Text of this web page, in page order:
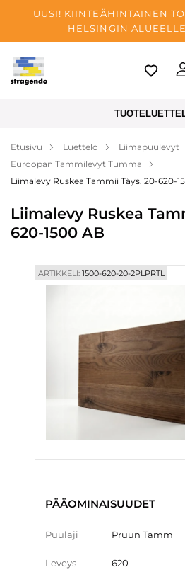
UUSI! KIINTEÄHINTAINEN
HELSINGIN ALUEELLE
Tallinn
Maksu
Yrityksen
Blogi
Yhteystiedot
Etusivu Luettelo
Liimapuulevyt
Euroopan Tammilevyt Tumma
Liimalevy Ruskea Tammii Täys. 20-620-
Liimalevy Ruskea
620-1500 AB
ARTIKKELI:1500-620-20-2PLPRTL
PÄÄOMINAISUUDET
Puulaji Pruun Tamm
Leveys 620